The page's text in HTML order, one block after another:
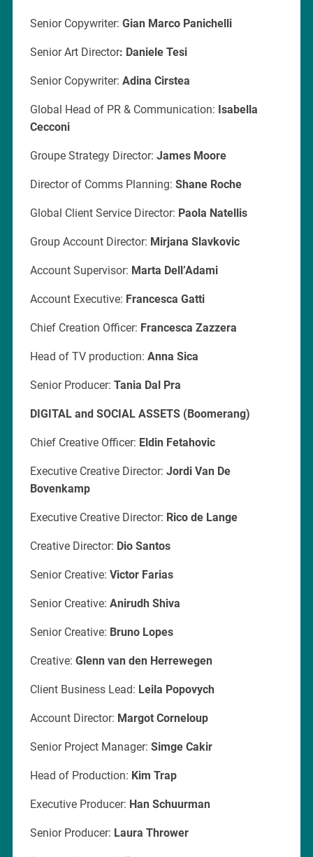
Senior Copywriter: Gian Marco Panichelli
Senior Art Director: Daniele Tesi
Senior Copywriter: Adina Cirstea
Global Head of PR & Communication: Isabella
Cecconi
Groupe Strategy Director: James Moore
Director of Comms Planning: Shane Roche
Global Client Service Director: Paola Natellis
Group Account Director: Mirjana Slavkovic
Account Supervisor: Marta Dell’Adami
Account Executive: Francesca Gatti
Chief Creation Officer: Francesca Zazzera
Head of TV production: Anna Sica
Senior Producer: Tania Dal Pra
DIGITAL and SOCIAL ASSETS (Boomerang)
Chief Creative Officer: Eldin Fetahovic
Executive Creative Director: Jordi Van De
Bovenkamp
Executive Creative Director: Rico de Lange
Creative Director: Dio Santos
Senior Creative: Victor Farias
Senior Creative: Anirudh Shiva
Senior Creative: Bruno Lopes
Creative: Glenn van den Herrewegen
Client Business Lead: Leila Popovych
Account Director: Margot Corneloup
Senior Project Manager: Simge Cakir
Head of Production: Kim Trap
Executive Producer: Han Schuurman
Senior Producer: Laura Thrower